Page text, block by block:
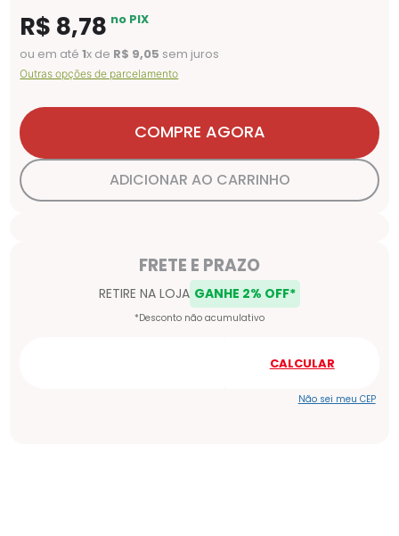
R$ 8,78 no PIX
ou em até1x de R$ 9,05 sem juros
Outras opções de parcelamento
COMPRE AGORA
ADICIONAR AO CARRINHO
Não sei meu CEP